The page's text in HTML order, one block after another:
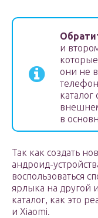
и
они не
каталог
в
Так как создать
андроид-
воспользоваться
ярлыка на другой
каталог, как это
и Xiaomi.